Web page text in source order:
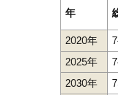
年
2020年
2025年
2030年